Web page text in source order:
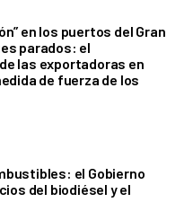
en los puertos del Gran
parados: el
las exportadoras en
de fuerza de los
el Gobierno
del biodiésel y el